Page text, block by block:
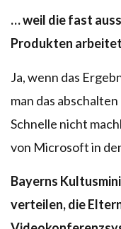
… weil die fast
Produkten
Ja, wenn das
man das
Schnelle nicht
von Microsoft in
Bayerns
verteilen, die